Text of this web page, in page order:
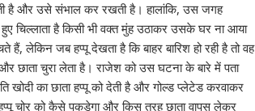
है और उसे संभाल कर रखती है। हालांकि, उस जगह
चिल्लाता है किसी भी वक्त मुंह उठाकर उसके घर ना आया
लेकिन जब हप्पू देखता है कि बाहर बारिश हो रही है तो वह
छाता चुरा लेता है। राजेश को उस घटना के बारे में पता
खोदी का छाता हप्पू को देती है और गोल्ड प्लेटेड करवाकर
चोर को कैसे पकड़ेगा और किस तरह छाता वापस लेकर